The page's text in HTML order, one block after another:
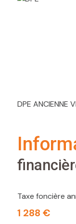
DPE ANCIENNE
Taxe foncière
1 288 €